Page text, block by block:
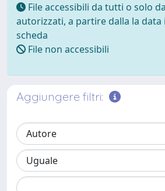
File accessibili da tutti o solo
autorizzati, a partire dalla la data
scheda
File non accessibili
Aggiungere filtri: